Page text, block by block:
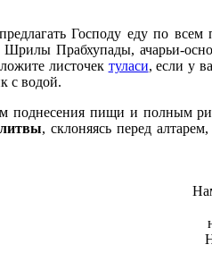
Господу еду по
Прабхупады, ачарьи-
листочек туласи, если у
с водой.
поднесения пищи и полным
, склоняясь перед